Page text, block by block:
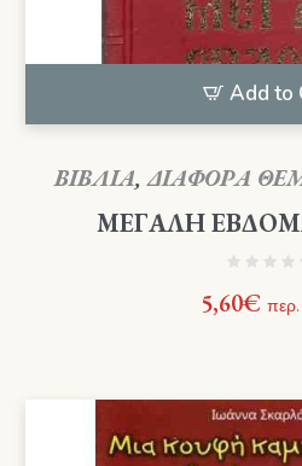
Add to
ΒΙΒΛΙΑ,ΔΙΑΦΟΡΑ
ΜΕΓΑΛΗ
5,60€